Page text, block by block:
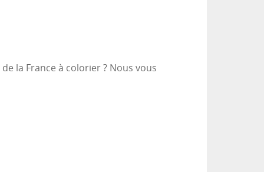
la France à colorier ? Nous vous